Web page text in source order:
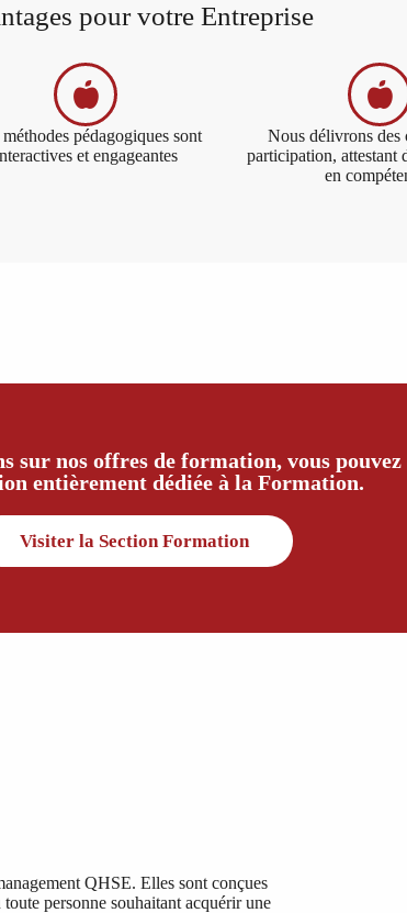
pour votre Entreprise
pédagogiques sont
et engageantes
Nous délivrons des
participation, attestant
en
sur nos offres de formation, vous
entièrement dédiée à la Formation.
Visiter la Section Formation
QHSE. Elles sont conçues
personne souhaitant acquérir une